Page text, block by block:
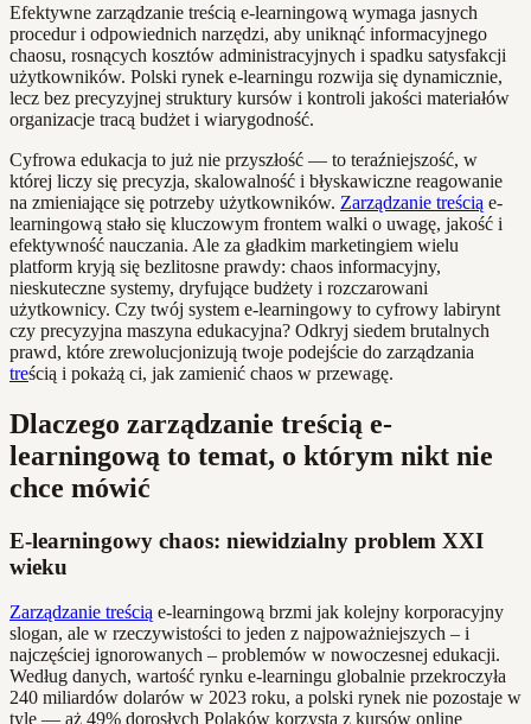
Efektywne zarządzanie treścią e-learningową wymaga jasnych
procedur i odpowiednich narzędzi, aby uniknąć informacyjnego
chaosu, rosnących kosztów administracyjnych i spadku satysfakcji
użytkowników. Polski rynek e-learningu rozwija się dynamicznie,
lecz bez precyzyjnej struktury kursów i kontroli jakości materiałów
organizacje tracą budżet i wiarygodność.
Cyfrowa edukacja to już nie przyszłość — to teraźniejszość, w
której liczy się precyzja, skalowalność i błyskawiczne reagowanie
na zmieniające się potrzeby użytkowników. Zarządzanie treścią e-
learningową stało się kluczowym frontem walki o uwagę, jakość i
efektywność nauczania. Ale za gładkim marketingiem wielu
platform kryją się bezlitosne prawdy: chaos informacyjny,
nieskuteczne systemy, dryfujące budżety i rozczarowani
użytkownicy. Czy twój system e-learningowy to cyfrowy labirynt
czy precyzyjna maszyna edukacyjna? Odkryj siedem brutalnych
prawd, które zrewolucjonizują twoje podejście do zarządzania
treścią i pokażą ci, jak zamienić chaos w przewagę.
Dlaczego zarządzanie treścią e-
learningową to temat, o którym nikt nie
chce mówić
E-learningowy chaos: niewidzialny problem XXI
wieku
Zarządzanie treścią e-learningową brzmi jak kolejny korporacyjny
slogan, ale w rzeczywistości to jeden z najpoważniejszych – i
najczęściej ignorowanych – problemów w nowoczesnej edukacji.
Według danych, wartość rynku e-learningu globalnie przekroczyła
240 miliardów dolarów w 2023 roku, a polski rynek nie pozostaje w
tyle — aż 49% dorosłych Polaków korzysta z kursów online